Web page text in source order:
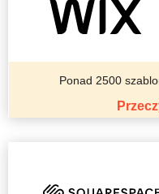
Ponad 2500